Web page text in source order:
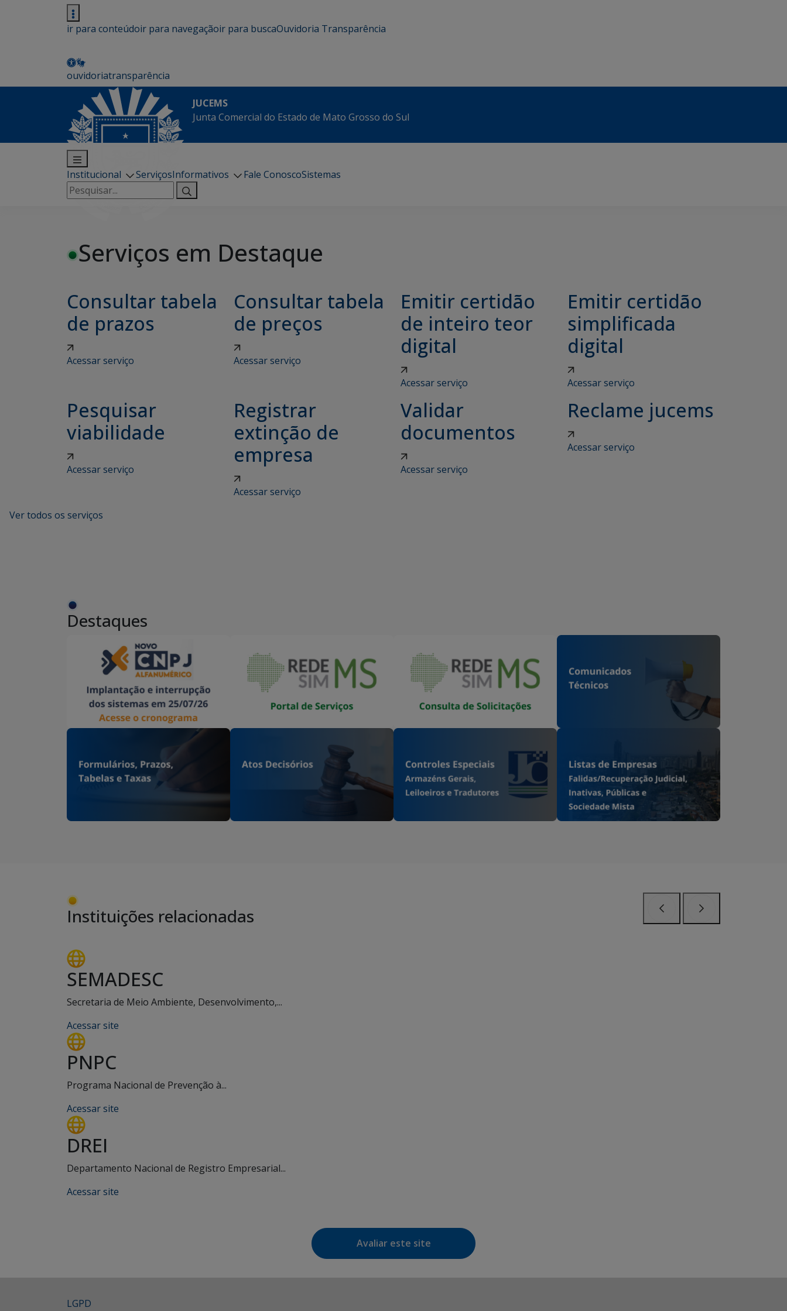
ir para conteúdoir para navegaçãoir para buscaOuvidoria Transparência
ouvidoriatransparência
JUCEMS
Junta Comercial do Estado de Mato Grosso do Sul
Institucional ServiçosInformativos Fale ConoscoSistemas
Pesquisar
por:
Serviços em Destaque
Consultar tabela
de prazos
Acessar serviço
Consultar tabela
de preços
Acessar serviço
Emitir certidão
de inteiro teor
digital
Acessar serviço
Emitir certidão
simplificada
digital
Acessar serviço
Pesquisar
viabilidade
Acessar serviço
Registrar
extinção de
empresa
Acessar serviço
Validar
documentos
Acessar serviço
Reclame jucems
Acessar serviço
Ver todos os serviços
Destaques
Instituições relacionadas
SEMADESC
Secretaria de Meio Ambiente, Desenvolvimento,...
Acessar site
PNPC
Programa Nacional de Prevenção à...
Acessar site
DREI
Departamento Nacional de Registro Empresarial...
Acessar site
Avaliar este site
LGPD